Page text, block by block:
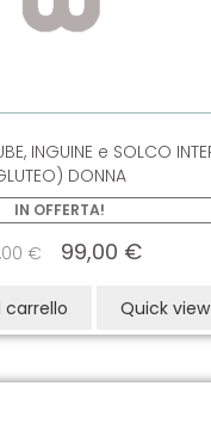
INGUINE e SOLCO
DONNA
IN OFFERTA!
€ 99,00 €
carrello Quick view